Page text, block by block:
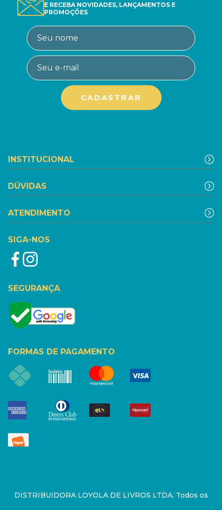
E RECEBA NOVIDADES, LANÇAMENTOS E
PROMOÇÕES
INSTITUCIONAL
DÚVIDAS
ATENDIMENTO
SIGA-NOS
SEGURANÇA
FORMAS DE PAGAMENTO
DISTRIBUIDORA LOYOLA DE LIVROS LTDA. Todos os